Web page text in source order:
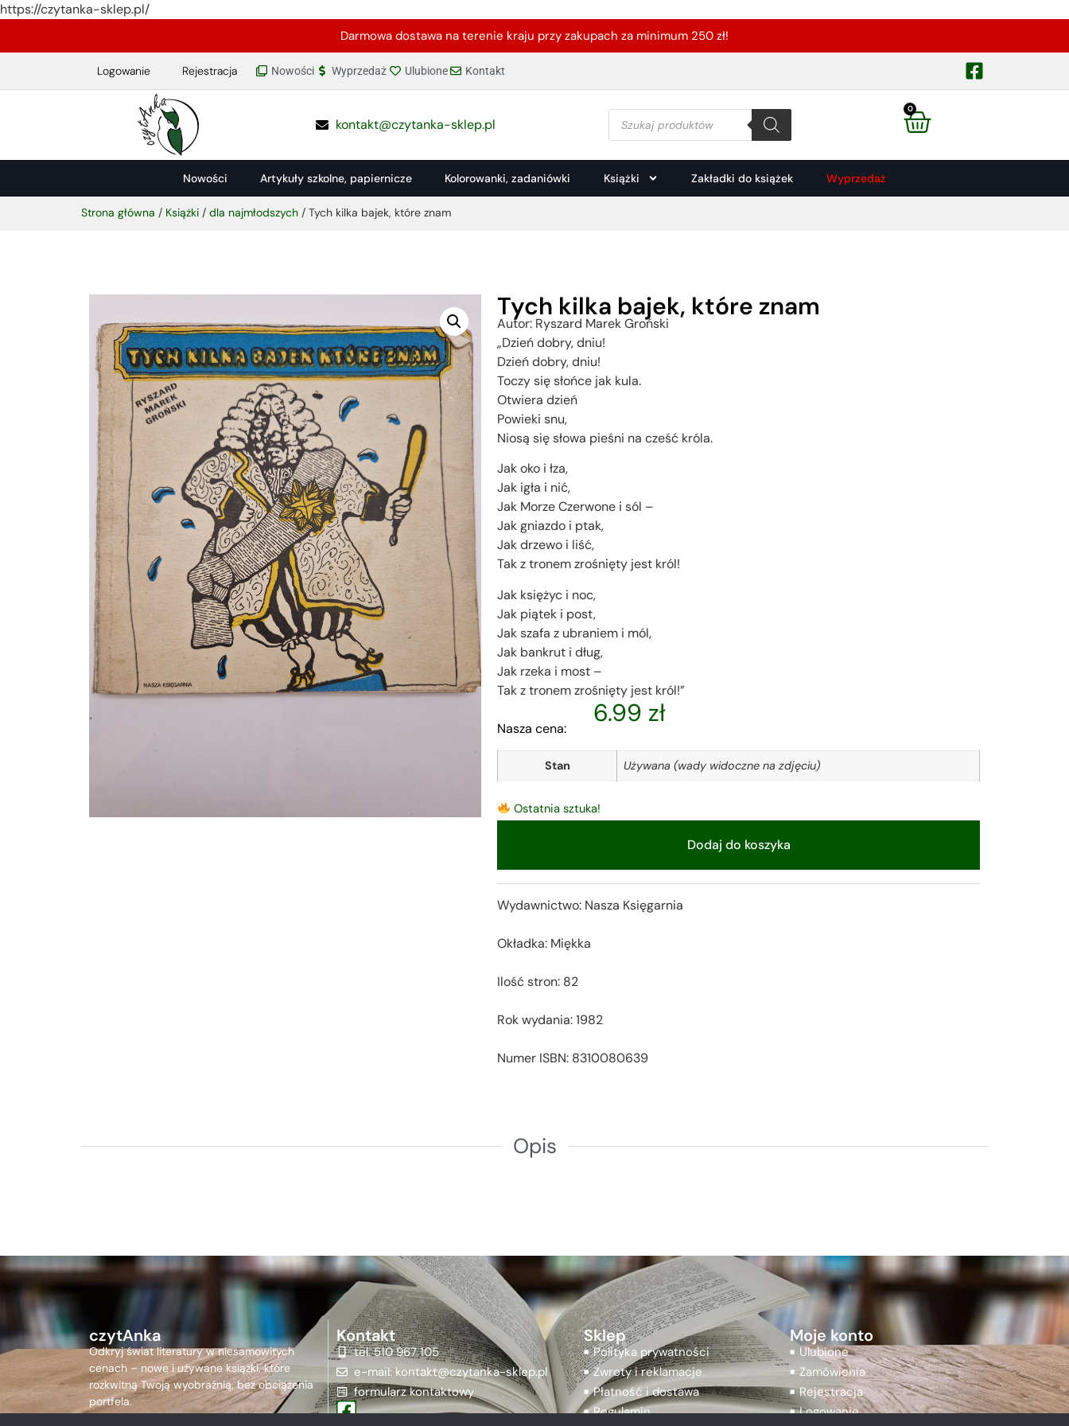
https://czytanka-sklep.pl/
Darmowa dostawa na terenie kraju przy zakupach za minimum 250 zł!
Logowanie Rejestracja Nowości Wyprzedaż Ulubione Kontakt
kontakt@czytanka-sklep.pl
0
Nowości Artykuły szkolne, papiernicze Kolorowanki, zadaniówki Książki Zakładki do książek Wyprzedaż
Strona główna / Książki / dla najmłodszych / Tych kilka bajek, które znam
Tych kilka bajek, które znam
Autor: Ryszard Marek Groński
„Dzień dobry, dniu!
Dzień dobry, dniu!
Toczy się słońce jak kula.
Otwiera dzień
Powieki snu,
Niosą się słowa pieśni na cześć króla.
Jak oko i łza,
Jak igła i nić,
Jak Morze Czerwone i sól –
Jak gniazdo i ptak,
Jak drzewo i liść,
Tak z tronem zrośnięty jest król!
Jak księżyc i noc,
Jak piątek i post,
Jak szafa z ubraniem i mól,
Jak bankrut i dług,
Jak rzeka i most –
Tak z tronem zrośnięty jest król!”
Nasza cena:
6.99 zł
Stan Używana (wady widoczne na zdjęciu)
Ostatnia sztuka!
Dodaj do koszyka
Wydawnictwo: Nasza Księgarnia
Okładka: Miękka
Ilość stron: 82
Rok wydania: 1982
Numer ISBN: 8310080639
Opis
czytAnka
Odkryj świat literatury w niesamowitych
cenach – nowe i używane książki, które
rozkwitną Twoją wyobraźnią, bez obciążenia
portfela.
Kontakt
tel. 510 967 105
e-mail: kontakt@czytanka-sklep.pl
formularz kontaktowy
Sklep
Polityka prywatności
Zwroty i reklamacje
Płatność i dostawa
Regulamin
Moje konto
Ulubione
Zamówienia
Rejestracja
Logowanie